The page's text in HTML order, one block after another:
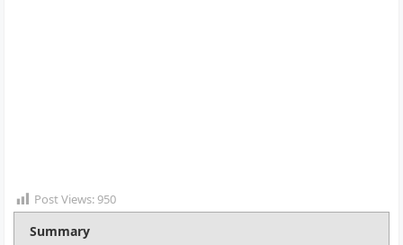
Post Views:950
Summary